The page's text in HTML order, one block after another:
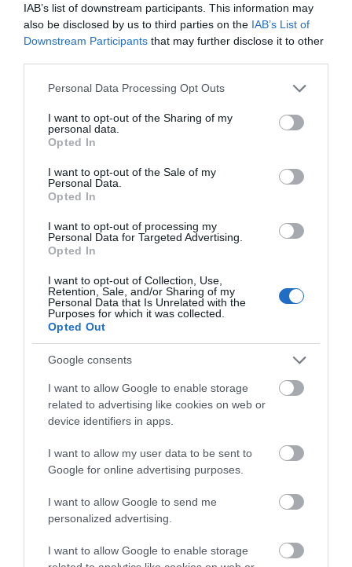
IAB’s list of downstream participants. This information may
also be disclosed by us to third parties on the IAB’s List of
Downstream Participants that may further disclose it to other
Please note that this website/app uses one or more Google
not limited to your visit or usage behaviour. You may click to
grant or deny consent to Google and its third-party tags to
use your data for below specified purposes in below Google
consent section.
Personal Data Processing Opt Outs
I want to opt-out of the Sharing of my
personal data.
Opted In
I want to opt-out of the Sale of my
Personal Data.
Opted In
I want to opt-out of processing my
Personal Data for Targeted Advertising.
Opted In
I want to opt-out of Collection, Use,
Retention, Sale, and/or Sharing of my
Personal Data that Is Unrelated with the
Purposes for which it was collected.
Opted Out
Google consents
I want to allow Google to enable storage
related to advertising like cookies on web or
device identifiers in apps.
I want to allow my user data to be sent to
Google for online advertising purposes.
I want to allow Google to send me
personalized advertising.
I want to allow Google to enable storage
Προτεινόμενα άρθρα
ΡΑΦΗΝΑ – ΘΕΟΥΤΑ σημειώσατε…
ΣΥΓΚΛΟΝΙΣΤΙΚΟΣ ΑΠΟΧΑΙΡΕΤΙΣΜΟΣ ΣΤΗ
ΡΑΦΗΝΑ ΣΤΟ «ΤΕΛΕΥΤΑΙΟ ΜΠΑΡΚΟ» ΤΟΥ
Απαράδεκτη εμπειρία στη Ραφήνα. Φωτογραφίες από την
ΑΠΟΚΛΕΙΣΤΙΚΟ: «ΕΤΣΙ ΑΝΑΚΑΛΥΨΑ ΤΟ
ΣΗΜΑΝΤΙΚΟ ΑΡΧΑΙΟ ΝΑΥΑΓΙΟ ΤΗΣ ΑΝΔΡΟΥ!…»
«ΑΥΤΗ ΤΗΝ ΑΝΔΡΟ ΘΕΛΟΥΜΕ…»
Πρόσφατα Άρθρα
ΟΙ «ΕΥΤΥΧΙΣΜΕΝΕΣ
ΜΕΡΕΣ» ΕΙΝΑΙ ΜΠΡΟΣΤΑ:
Μια επίκαιρη ανάλυση για
το λιμάνι της Ραφήνας…